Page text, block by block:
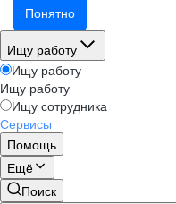
Понятно
Ищу работу
Ищу работу
Ищу работу
Ищу сотрудника
Сервисы
Помощь
Ещё
Поиск